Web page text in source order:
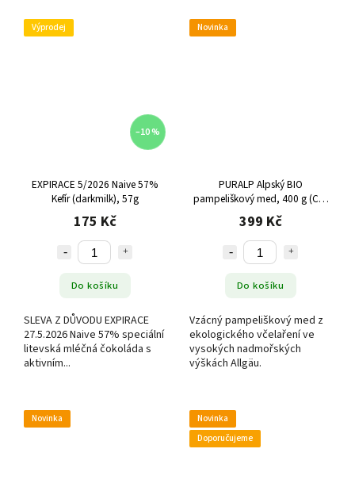
Výprodej
–10 %
EXPIRACE 5/2026 Naive 57%
Kefír (darkmilk), 57g
175 Kč
Do košíku
SLEVA Z DŮVODU EXPIRACE
27.5.2026 Naive 57% speciální
litevská mléčná čokoláda s
aktivním...
Novinka
PURALP Alpský BIO
pampeliškový med, 400 g (CZ-
BIO-002)
399 Kč
Do košíku
Vzácný pampeliškový med z
ekologického včelaření ve
vysokých nadmořských
výškách Allgäu.
Novinka
Novinka
Doporučujeme